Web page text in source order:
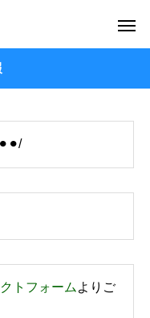
トフォーム よりご